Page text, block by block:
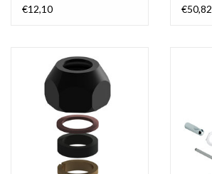
€12,10
€50,82